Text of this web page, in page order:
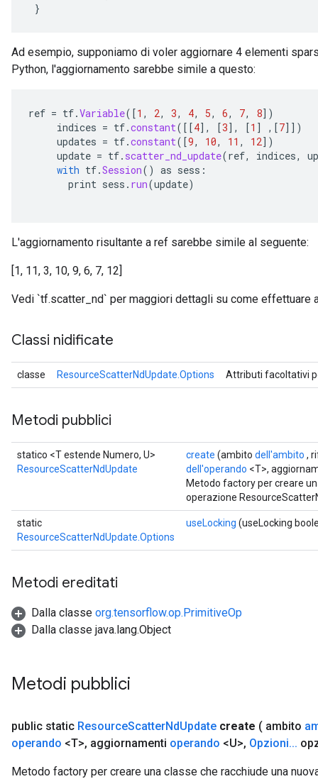
}
Ad esempio, supponiamo di voler aggiornare 4 elementi
Python, l'aggiornamento sarebbe simile a questo:
ref = tf.Variable( [1 , 2, 3, 4, 5, 6, 7, 8] )
indices = tf.constant( [[4] , [3] , [1 ] , [7]] )
updates = tf.constant( [9, 10, 11 , 12] )
update = tf. scatter_nd_update(ref, indices,
with tf.Session() as sess :
print sess . run(update)
L'aggiornamento risultante a ref sarebbe simile al seguente:
[1, 11, 3, 10, 9, 6, 7, 12]
Vedi `tf.scatter_nd` per maggiori dettagli su come effettuare
Classi nidificate
classe ResourceScatterNdUpdate.Options Attributi facoltativi
Metodi pubblici
statico <T estende Numero, U>
ResourceScatterNdUpdate
create (ambito dell'ambito ,
dell'operando <T>,
Metodo factory per creare
operazione
static
ResourceScatterNdUpdate.Options
useLocking (useLocking
Metodi ereditati
Dalla classe org.tensorflow.op.PrimitiveOp
Dalla classe java.lang.Object
Metodi pubblici
public static ResourceScatterNdUpdate create ( ambito
operando <T>, aggiornamenti operando <U>, Opzioni...
Metodo factory per creare una classe che racchiude una